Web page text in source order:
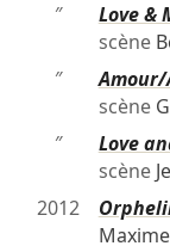
″
Love &
scène
″
scène
″
Love
scène
2012